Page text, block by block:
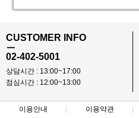
CUSTOMER INFO
ㅡ
02-402-5001
상담시간 : 13:00~17:00
점심시간 : 12:00~13:00
이용안내 이용약관